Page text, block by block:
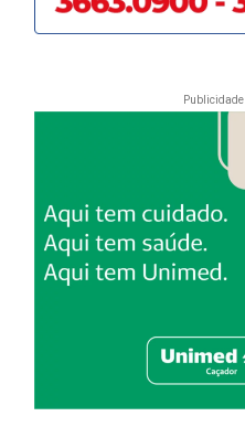
Publicidade